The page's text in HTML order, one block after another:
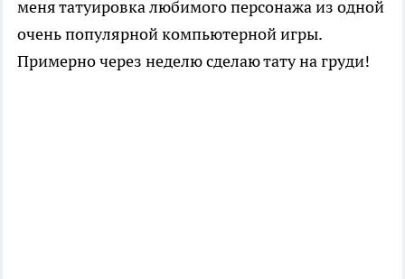
меня татуировка любимого персонажа из одной
очень популярной компьютерной игры.
Примерно через неделю сделаю тату на груди!